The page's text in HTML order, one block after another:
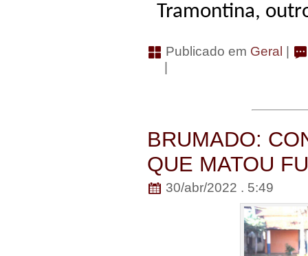
Tramontina,
Publicado em Geral |
|
BRUMADO:
QUE MATOU
30/abr/2022 . 5:49